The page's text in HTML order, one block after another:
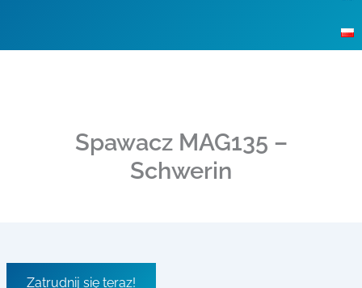
Spawacz MAG135 –
Schwerin
Zatrudnij się teraz!